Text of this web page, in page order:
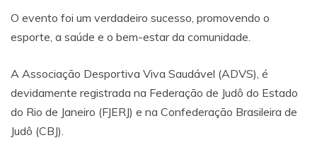
O evento foi um verdadeiro sucesso, promovendo o
esporte, a saúde e o bem-estar da comunidade.
A Associação Desportiva Viva Saudável (ADVS), é
devidamente registrada na Federação de Judô do Estado
do Rio de Janeiro (FJERJ) e na Confederação Brasileira de
Judô (CBJ).